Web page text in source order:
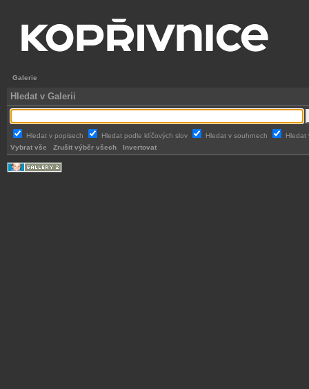
Galerie
Hledat v Galerii
Hledat v popisech Hledat podle klíčových slov Hledat v souhrnech
Hledat
Vybrat vše
Zrušit výběr všech Invertovat